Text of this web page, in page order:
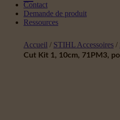
Contact
Demande de produit
Ressources
Accueil / STIHL Accessoires /
Cut Kit 1, 10cm, 71PM3,